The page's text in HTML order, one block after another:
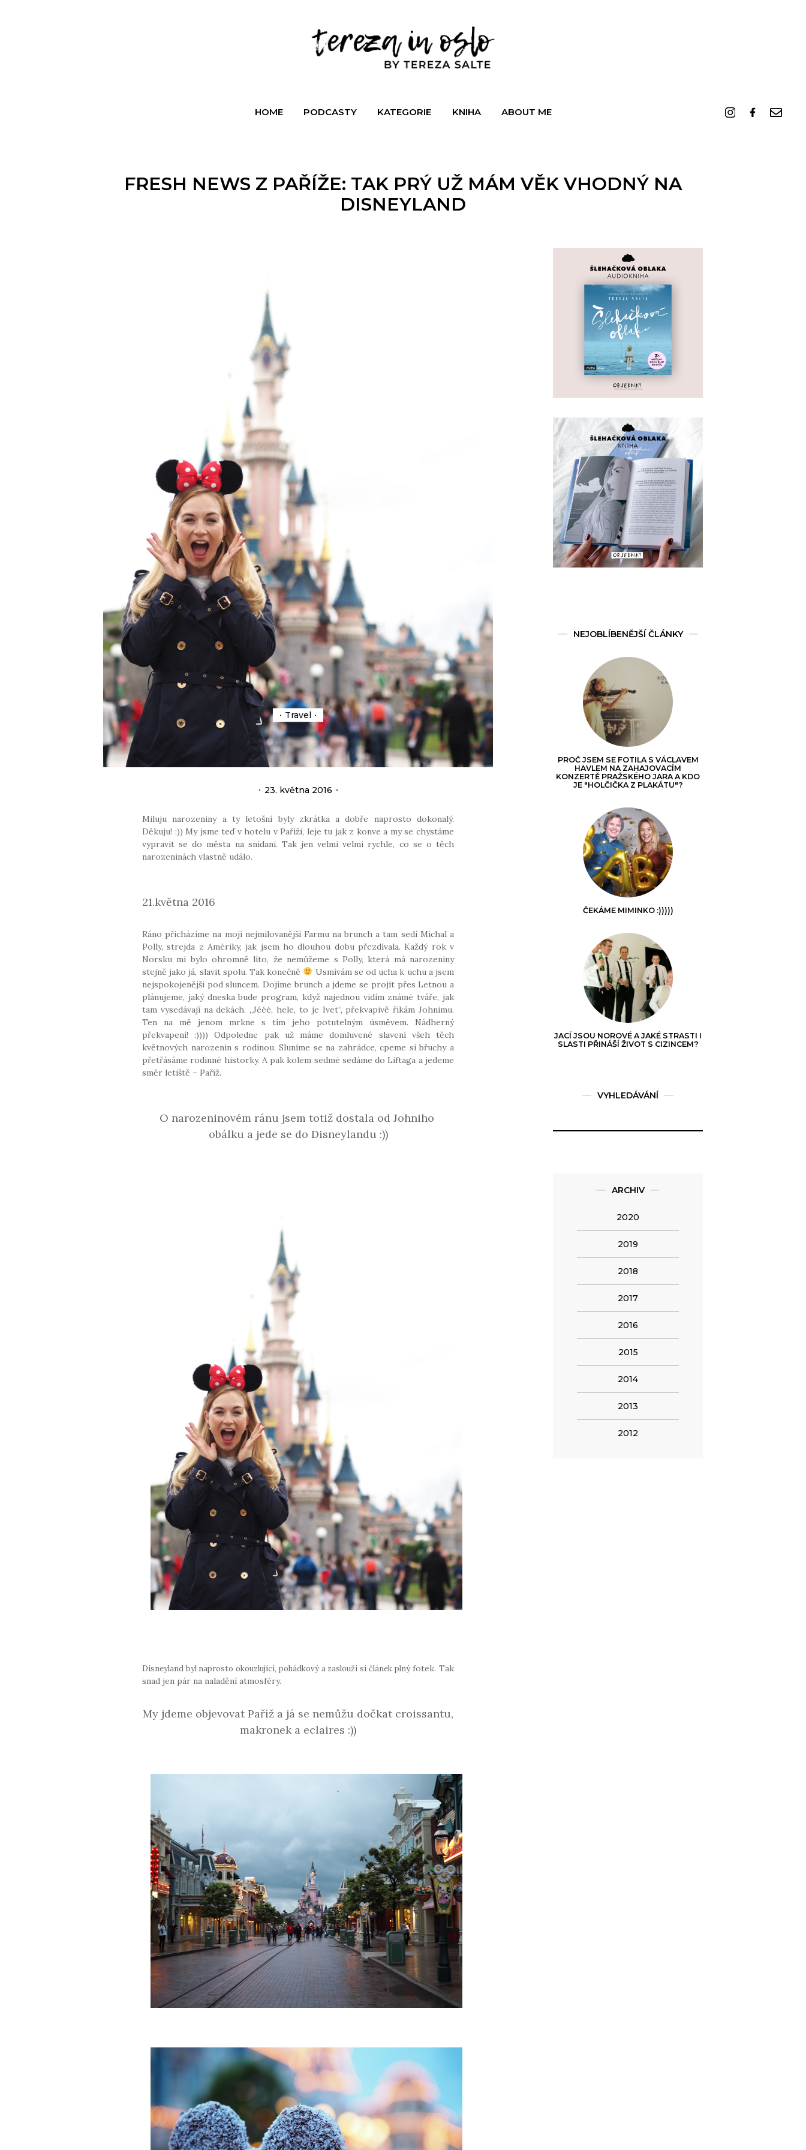
ABOUT ME
INSTAGRAM
HOME PODCASTY
KATEGORIE
TRAVEL
KNIHA ABOUT ME
FRESH NEWS Z PAŘÍŽE: TAK PRÝ UŽ MÁM VĚK VHODNÝ NA
DISNEYLAND
Travel
23. května 2016
Miluju narozeniny a ty letošní byly zkrátka a dobře naprosto dokonalý.
Děkuju! :)) My jsme teď v hotelu v Paříži, leje tu jak z konve a my se chystáme
vypravit se do města na snídani. Tak jen velmi velmi rychle, co se o těch
narozeninách vlastně událo.
21.května 2016
Ráno přicházíme na mojí nejmilovanější Farmu na brunch a tam sedí Michal a
Polly, strejda z Amériky, jak jsem ho dlouhou dobu přezdívala. Každý rok v
Norsku mi bylo ohromně líto, že nemůžeme s Polly, která má narozeniny
stejně jako já, slavit spolu. Tak konečně
Usmívám se od ucha k uchu a jsem
nejspokojenější pod sluncem. Dojíme brunch a jdeme se projít přes Letnou a
plánujeme, jaký dneska bude program, když najednou vidím známé tváře, jak
tam vysedávají na dekách. „Jééé, hele, to je Ivet“, překvapivě řikám Johnimu.
Ten na mě jenom mrkne s tím jeho potutelným úsměvem. Nádherný
překvapení! :)))) Odpoledne pak už máme domluvené slavení všeh těch
květnových narozenin s rodinou. Sluníme se na zahrádce, cpeme si břuchy a
přetřásáme rodinné historky. A pak kolem sedmé sedáme do Liftaga a jedeme
směr letiště – Paříž.
O narozeninovém ránu jsem totiž dostala od Johniho
obálku a jede se do Disneylandu :))
Disneyland byl naprosto okouzlující, pohádkový a zaslouží si článek plný fotek. Tak
snad jen pár na naladění atmosféry.
My jdeme objevovat Paříž a já se nemůžu dočkat croissantu,
makronek a eclaires :))
NEJOBLÍBENĚJŠÍ ČLÁNKY
PROČ JSEM SE FOTILA S VÁCLAVEM
HAVLEM NA ZAHAJOVACÍM
KONZERTĚ PRAŽSKÉHO JARA A KDO
JE "HOLČIČKA Z PLAKÁTU"?
ČEKÁME MIMINKO :)))))
JACÍ JSOU NOROVÉ A JAKÉ STRASTI I
SLASTI PŘINÁŠÍ ŽIVOT S CIZINCEM?
VYHLEDÁVÁNÍ
ARCHIV
2020
2019
2018
2017
2016
2015
2014
2013
2012